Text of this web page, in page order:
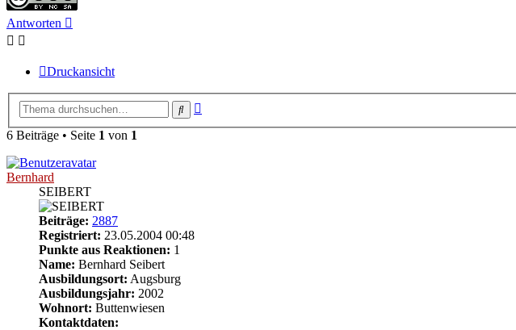
Antworten
Druckansicht
Suche
6 Beiträge • Seite 1 von 1
Bernhard
SEIBERT
Beiträge: 2887
Registriert: 23.05.2004 00:48
Punkte aus Reaktionen: 1
Name: Bernhard Seibert
Ausbildungsort: Augsburg
Ausbildungsjahr: 2002
Wohnort: Buttenwiesen
Kontaktdaten: